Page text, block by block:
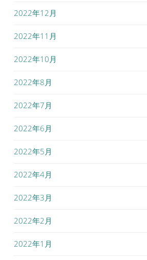
2022年12月
2022年11月
2022年10月
2022年8月
2022年7月
2022年6月
2022年5月
2022年4月
2022年3月
2022年2月
2022年1月